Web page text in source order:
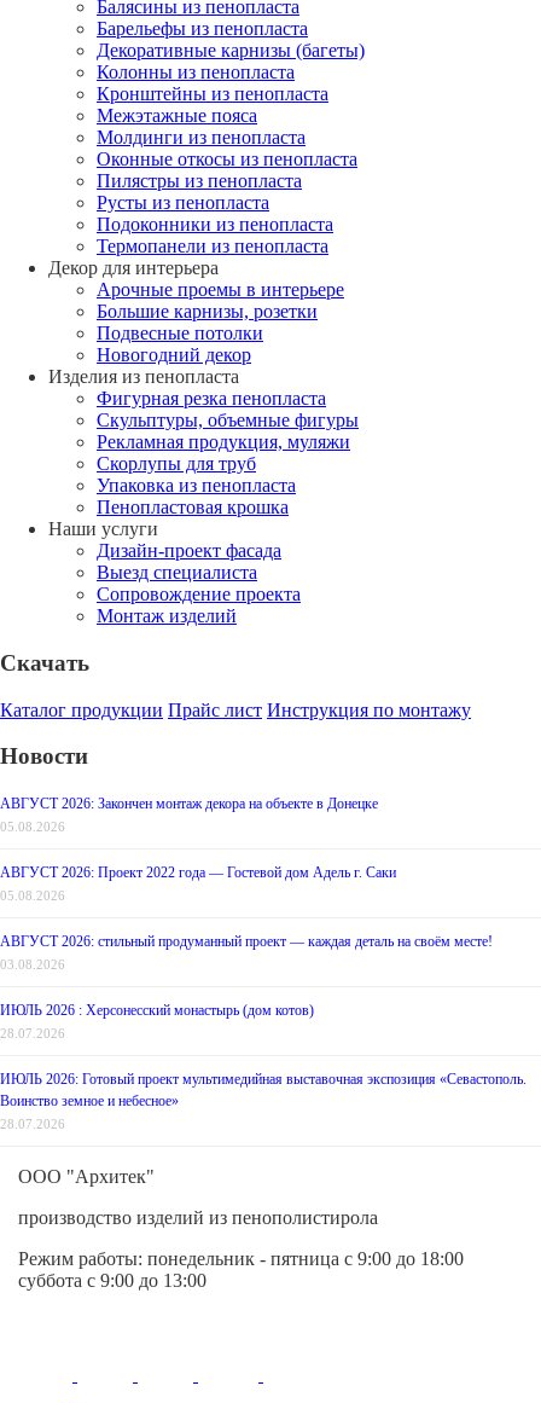
Балясины из пенопласта
Барельефы из пенопласта
Декоративные карнизы (багеты)
Колонны из пенопласта
Кронштейны из пенопласта
Межэтажные пояса
Молдинги из пенопласта
Оконные откосы из пенопласта
Пилястры из пенопласта
Русты из пенопласта
Подоконники из пенопласта
Термопанели из пенопласта
Декор для интерьера
Арочные проемы в интерьере
Большие карнизы, розетки
Подвесные потолки
Новогодний декор
Изделия из пенопласта
Фигурная резка пенопласта
Скульптуры, объемные фигуры
Рекламная продукция, муляжи
Скорлупы для труб
Упаковка из пенопласта
Пенопластовая крошка
Наши услуги
Дизайн-проект фасада
Выезд специалиста
Сопровождение проекта
Монтаж изделий
Скачать
Каталог продукции Прайс лист Инструкция по монтажу
Новости
АВГУСТ 2026: Закончен монтаж декора на объекте в Донецке
05.08.2026
АВГУСТ 2026: Проект 2022 года — Гостевой дом Адель г. Саки
05.08.2026
АВГУСТ 2026: стильный продуманный проект — каждая деталь на своём месте!
03.08.2026
ИЮЛЬ 2026 : Херсонесский монастырь (дом котов)
28.07.2026
ИЮЛЬ 2026: Готовый проект мультимедийная выставочная экспозиция «Севастополь.
Воинство земное и небесное»
28.07.2026
ООО "Архитек"
производство изделий из пенополистирола
Режим работы: понедельник - пятница с 9:00 до 18:00
суббота с 9:00 до 13:00